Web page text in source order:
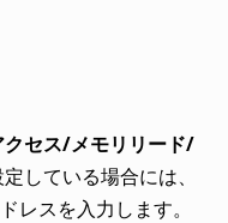
クセス/メモリリード/
している場合には、
レスを入力します。